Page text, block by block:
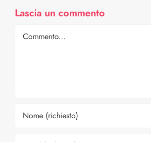
Lascia un commento
Comment